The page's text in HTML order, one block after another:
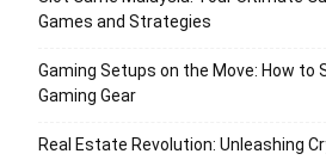
Games and Strategies
Gaming Setups on the Move: How to
Gaming Gear
Real Estate Revolution: Unleashing